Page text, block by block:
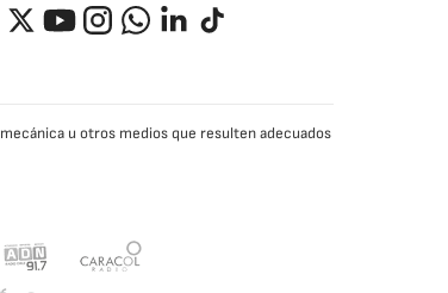
TwitterYouTubeInstagramWhatsappLinkedIn
TikTok
u otros medios que resulten adecuados